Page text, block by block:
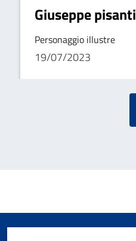
Giuseppe pisanti
Personaggio illustre
19/07/2023